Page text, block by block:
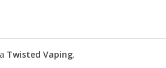
Twisted Vaping.